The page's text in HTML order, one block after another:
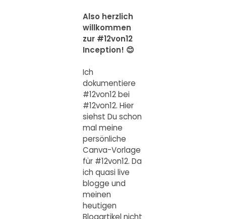
Also herzlich
willkommen
zur #12von12
Inception! 😊
Ich
dokumentiere
#12von12 bei
#12von12. Hier
siehst Du schon
mal meine
persönliche
Canva-Vorlage
für #12von12. Da
ich quasi live
blogge und
meinen
heutigen
Blogartikel nicht